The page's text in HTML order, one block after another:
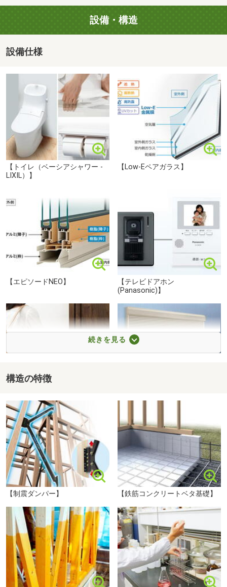
ファミリーマート 鴻巣加美店まで500m ちょっとしたお買い物に便利なコンビニです。カフェメニューも充実していつので、ほっと一息休憩に立ち寄ってみてはいかがでしょうか。
歩7分）
■【スーパー】ヤオコー 鴻巣逆川店（約1350m・徒歩17
徒歩17分）
■【病院】清水こども医院（約1590m・徒歩20分）
━━━━━━━ ご案内 ━━━━━━━
お待ち合わせも出来ます。
※店舗での案内も可能
●事前にご希望の条件を伺わせていただくことで
他の物件も合わせてご案内できます♪
＼是非お気軽にお問合わせ下さい！／
━━━━━━ お問合わせ ━━━━━━
●随時見学できます！当日見学希望の方は
鴻巣店《0120-958-512》まで！
●明日以降に見学を希望される方は
━━━━━━ 住宅ローン ━━━━━━
そう思われる方は一度悩まずに
当社の住宅ローンアドバイザーにご相談下さい♪
◆◇◆━━━━━━━━━━━━━━━━━━◆◇◆
設備・構造
設備仕様
【トイレ（ベーシアシャワー -
LIXIL）】
【Low-Eペアガラス】
【エピソードNEO】
【テレビドアホン
(Panasonic)】
- YKK AP）】
続きを見る
構造の特徴
【制震ダンパー】 【鉄筋コンクリートベタ基礎】